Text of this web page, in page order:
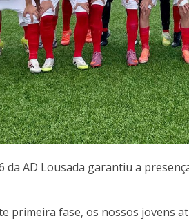
da AD Lousada garantiu a
primeira fase, os nossos jovens